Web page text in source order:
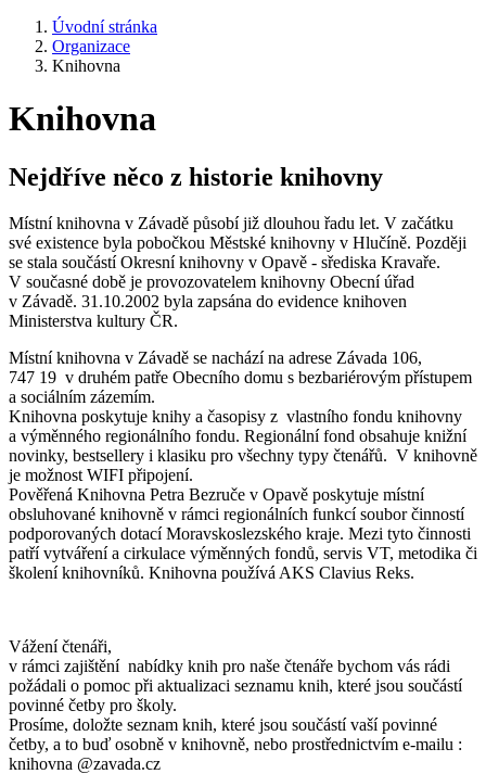
Úvodní stránka
Organizace
Knihovna
Knihovna
Nejdříve něco z historie knihovny
Místní knihovna v Závadě působí již dlouhou řadu let. V začátku
své existence byla pobočkou Městské knihovny v Hlučíně. Později
se stala součástí Okresní knihovny v Opavě - sřediska Kravaře.
V současné době je provozovatelem knihovny Obecní úřad
v Závadě. 31.10.2002 byla zapsána do evidence knihoven
Ministerstva kultury ČR.
Místní knihovna v Závadě se nachází na adrese Závada 106,
747 19 v druhém patře Obecního domu s bezbariérovým přístupem
a sociálním zázemím.
Knihovna poskytuje knihy a časopisy z vlastního fondu knihovny
a výměnného regionálního fondu. Regionální fond obsahuje knižní
novinky, bestsellery i klasiku pro všechny typy čtenářů. V knihovně
je možnost WIFI připojení.
Pověřená Knihovna Petra Bezruče v Opavě poskytuje místní
obsluhované knihovně v rámci regionálních funkcí soubor činností
podporovaných dotací Moravskoslezského kraje. Mezi tyto činnosti
patří vytváření a cirkulace výměnných fondů, servis VT, metodika či
školení knihovníků. Knihovna používá AKS Clavius Reks.
Vážení čtenáři,
v rámci zajištění nabídky knih pro naše čtenáře bychom vás rádi
požádali o pomoc při aktualizaci seznamu knih, které jsou součástí
povinné četby pro školy.
Prosíme, doložte seznam knih, které jsou součástí vaší povinné
četby, a to buď osobně v knihovně, nebo prostřednictvím e-mailu :
knihovna @zavada.cz